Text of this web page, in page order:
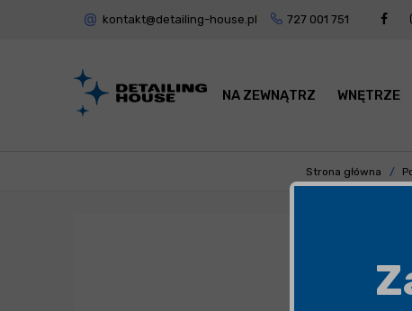
kontakt@detailing-house.pl 727 001 751
NA ZEWNĄTRZ WNĘTRZE
Strona główna